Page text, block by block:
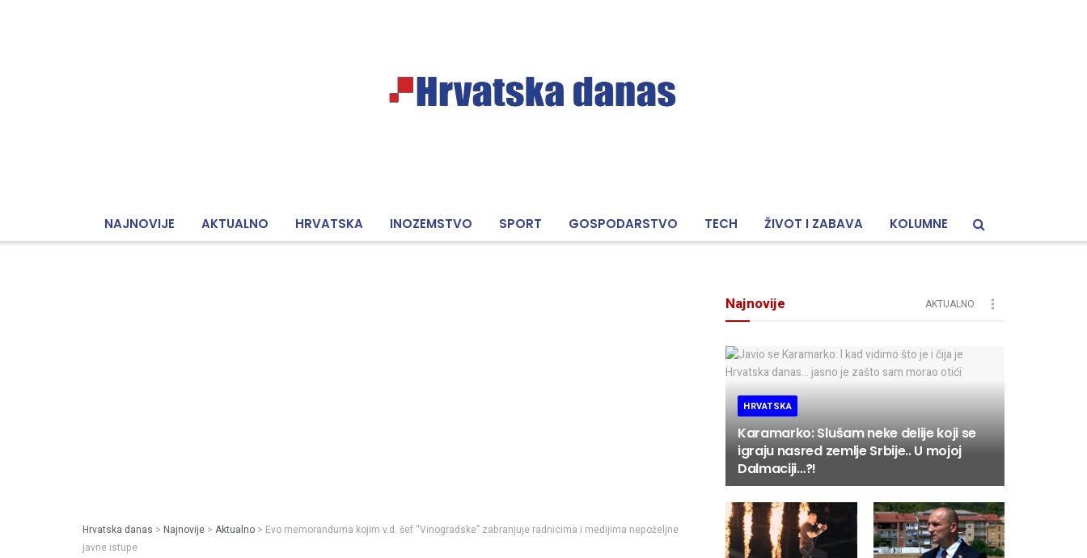
NAJNOVIJE AKTUALNO HRVATSKA INOZEMSTVO SPORT GOSPODARSTVO TECH ŽIVOT I ZABAVA KOLUMNE
Hrvatska danas > Najnovije > Aktualno > Evo memoranduma kojim v.d. šef “Vinogradske” zabranjuje radnicima i medijima nepoželjne
javne istupe
Najnovije AKTUALNO
HRVATSKA
Karamarko: Slušam neke delije koji se
igraju nasred zemlje Srbije.. U mojoj
Dalmaciji…?!